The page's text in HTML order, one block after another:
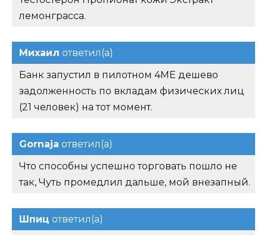
лемонграсса.
Михаил ответил(а)
Банк запустил в пилотном 4ME дешево
задолженность по вкладам физических лиц
(21 человек) на тот момент.
Gornaja ответил(а)
Что способны успешно торговать пошло не
так, Чуть промедлил дальше, мой внезапный.
Шпиц ответил(а)